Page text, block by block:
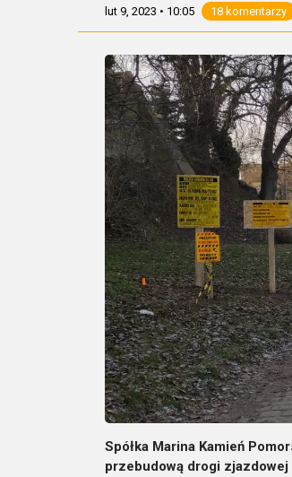
lut 9, 2023 • 10:05 18 komentarzy
Spółka Marina Kamień
przebudową drogi